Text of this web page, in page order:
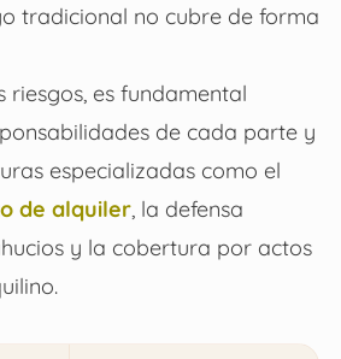
tradicional no cubre de forma
riesgos, es fundamental
de cada parte y
especializadas como el
de alquiler, la defensa
y la cobertura por actos